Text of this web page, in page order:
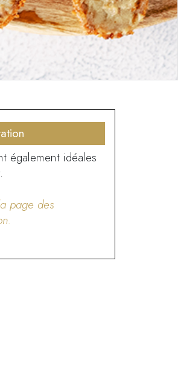
également idéales
page des